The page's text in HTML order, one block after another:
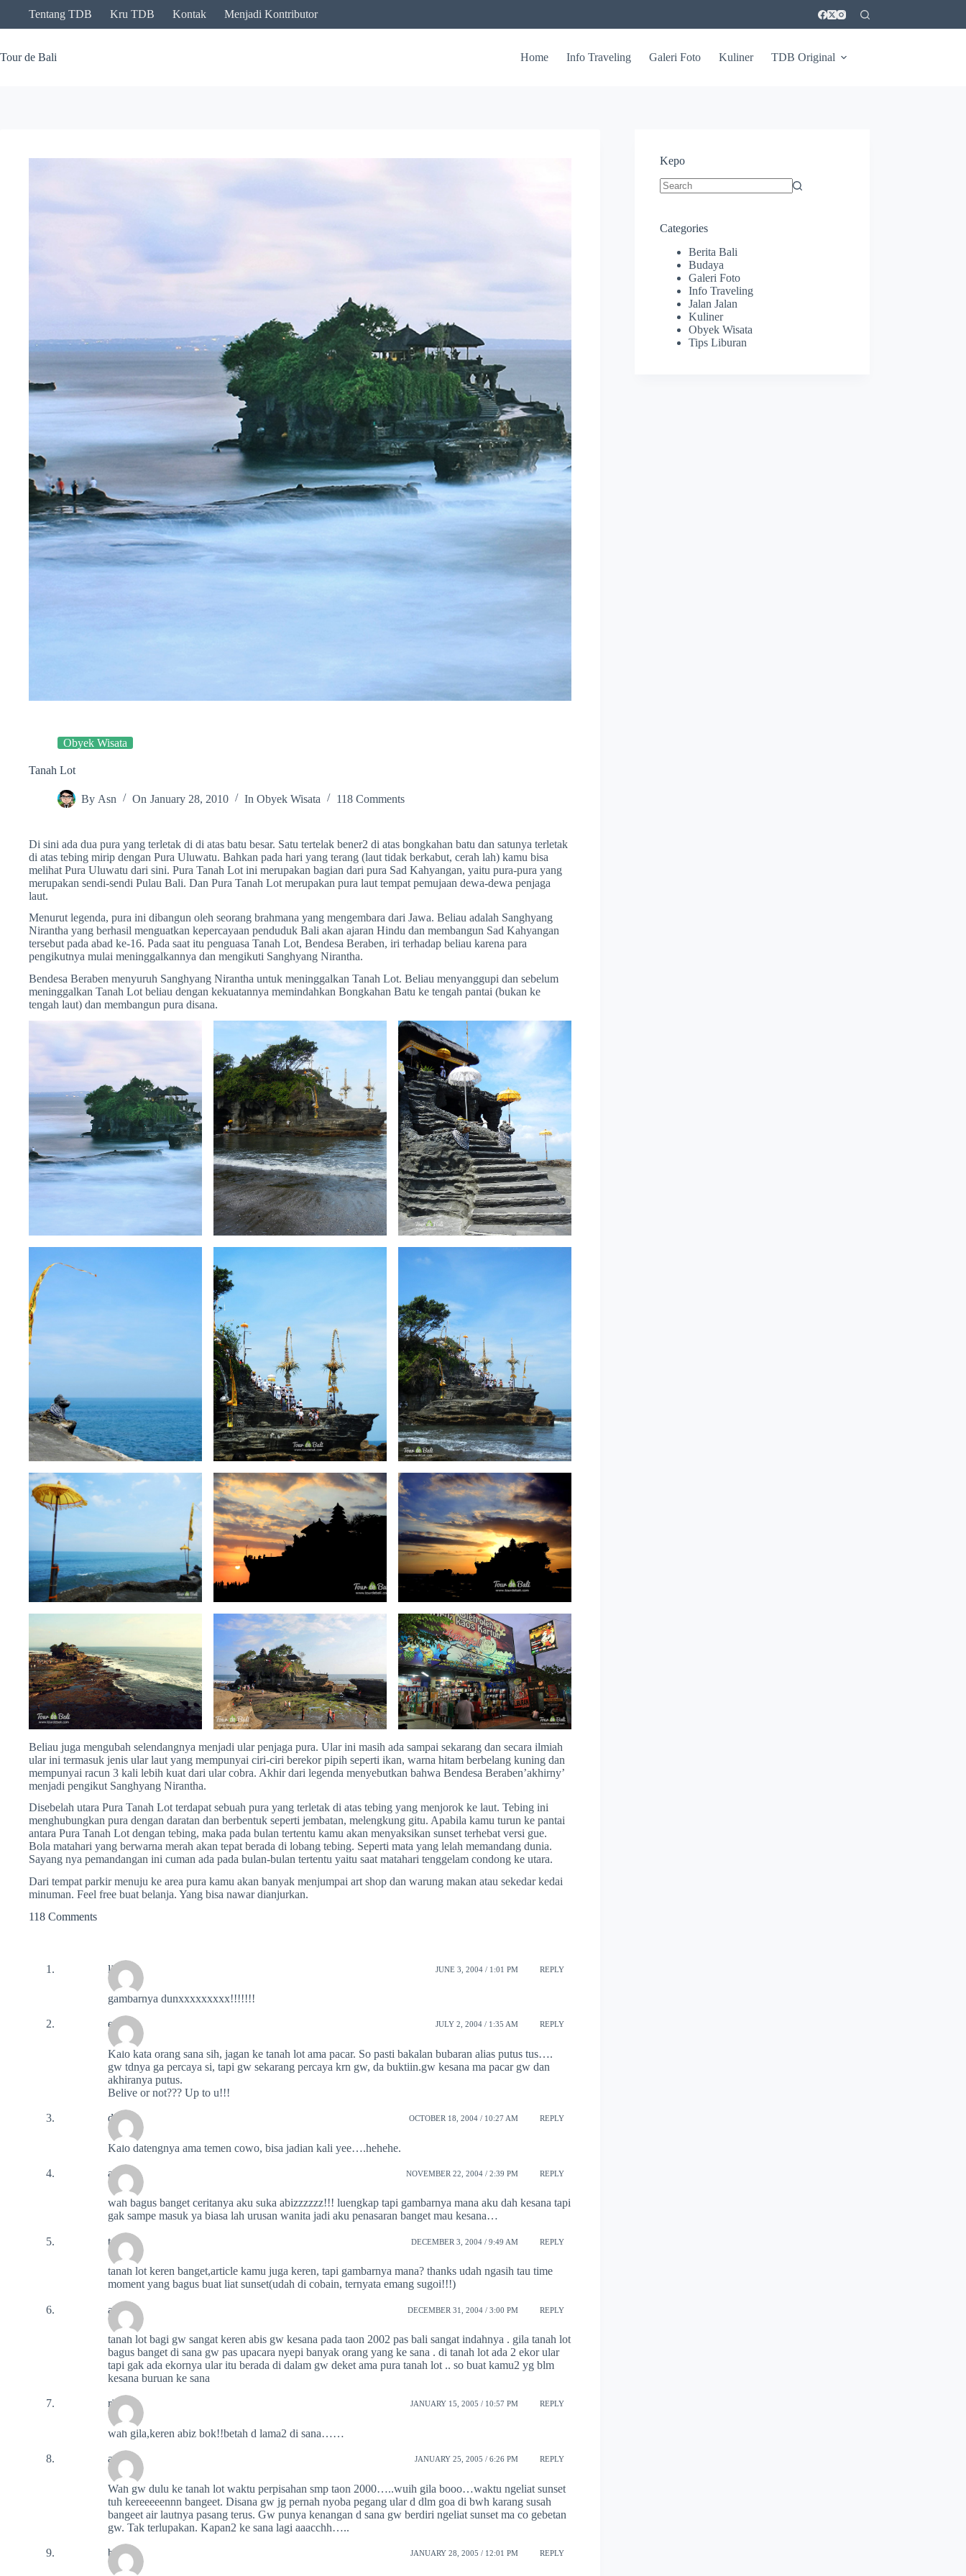
content
Tentang TDB Kru TDB Kontak Menjadi Kontributor
Tour de Bali Home Info Traveling Galeri Foto Kuliner TDB Original
Obyek Wisata
Tanah Lot
By Asn On January 28, 2010 In Obyek Wisata 118 Comments
Di sini ada dua pura yang terletak di di atas batu besar. Satu tertelak bener2 di atas bongkahan batu dan satunya terletak
di atas tebing mirip dengan Pura Uluwatu. Bahkan pada hari yang terang (laut tidak berkabut, cerah lah) kamu bisa
melihat Pura Uluwatu dari sini. Pura Tanah Lot ini merupakan bagian dari pura Sad Kahyangan, yaitu pura-pura yang
merupakan sendi-sendi Pulau Bali. Dan Pura Tanah Lot merupakan pura laut tempat pemujaan dewa-dewa penjaga
laut.
Menurut legenda, pura ini dibangun oleh seorang brahmana yang mengembara dari Jawa. Beliau adalah Sanghyang
Nirantha yang berhasil menguatkan kepercayaan penduduk Bali akan ajaran Hindu dan membangun Sad Kahyangan
tersebut pada abad ke-16. Pada saat itu penguasa Tanah Lot, Bendesa Beraben, iri terhadap beliau karena para
pengikutnya mulai meninggalkannya dan mengikuti Sanghyang Nirantha.
Bendesa Beraben menyuruh Sanghyang Nirantha untuk meninggalkan Tanah Lot. Beliau menyanggupi dan sebelum
meninggalkan Tanah Lot beliau dengan kekuatannya memindahkan Bongkahan Batu ke tengah pantai (bukan ke
tengah laut) dan membangun pura disana.
Beliau juga mengubah selendangnya menjadi ular penjaga pura. Ular ini masih ada sampai sekarang dan secara ilmiah
ular ini termasuk jenis ular laut yang mempunyai ciri-ciri berekor pipih seperti ikan, warna hitam berbelang kuning dan
mempunyai racun 3 kali lebih kuat dari ular cobra. Akhir dari legenda menyebutkan bahwa Bendesa Beraben’akhirny’
menjadi pengikut Sanghyang Nirantha.
Disebelah utara Pura Tanah Lot terdapat sebuah pura yang terletak di atas tebing yang menjorok ke laut. Tebing ini
menghubungkan pura dengan daratan dan berbentuk seperti jembatan, melengkung gitu. Apabila kamu turun ke pantai
antara Pura Tanah Lot dengan tebing, maka pada bulan tertentu kamu akan menyaksikan sunset terhebat versi gue.
Bola matahari yang berwarna merah akan tepat berada di lobang tebing. Seperti mata yang lelah memandang dunia.
Sayang nya pemandangan ini cuman ada pada bulan-bulan tertentu yaitu saat matahari tenggelam condong ke utara.
Dari tempat parkir menuju ke area pura kamu akan banyak menjumpai art shop dan warung makan atau sekedar kedai
minuman. Feel free buat belanja. Yang bisa nawar dianjurkan.
118 Comments
lisa JUNE 3, 2004 / 1:01 PM REPLY
gambarnya dunxxxxxxxxx!!!!!!!
erika JULY 2, 2004 / 1:35 AM REPLY
Kalo kata orang sana sih, jagan ke tanah lot ama pacar. So pasti bakalan bubaran alias putus tus….
gw tdnya ga percaya si, tapi gw sekarang percaya krn gw, da buktiin.gw kesana ma pacar gw dan
akhiranya putus.
Belive or not??? Up to u!!!
dece OCTOBER 18, 2004 / 10:27 AM REPLY
Kalo datengnya ama temen cowo, bisa jadian kali yee….hehehe.
ari NOVEMBER 22, 2004 / 2:39 PM REPLY
wah bagus banget ceritanya aku suka abizzzzzz!!! luengkap tapi gambarnya mana aku dah kesana tapi
gak sampe masuk ya biasa lah urusan wanita jadi aku penasaran banget mau kesana…
toru DECEMBER 3, 2004 / 9:49 AM REPLY
tanah lot keren banget,article kamu juga keren, tapi gambarnya mana? thanks udah ngasih tau time
moment yang bagus buat liat sunset(udah di cobain, ternyata emang sugoi!!!)
antoc DECEMBER 31, 2004 / 3:00 PM REPLY
tanah lot bagi gw sangat keren abis gw kesana pada taon 2002 pas bali sangat indahnya . gila tanah lot
bagus banget di sana gw pas upacara nyepi banyak orang yang ke sana . di tanah lot ada 2 ekor ular
tapi gak ada ekornya ular itu berada di dalam gw deket ama pura tanah lot .. so buat kamu2 yg blm
kesana buruan ke sana
ria JANUARY 15, 2005 / 10:57 PM REPLY
wah gila,keren abiz bok!!betah d lama2 di sana……
adhina JANUARY 25, 2005 / 6:26 PM REPLY
Wah gw dulu ke tanah lot waktu perpisahan smp taon 2000…..wuih gila booo…waktu ngeliat sunset
tuh kereeeeennn bangeet. Disana gw jg pernah nyoba pegang ular d dlm goa di bwh karang susah
bangeet air lautnya pasang terus. Gw punya kenangan d sana gw berdiri ngeliat sunset ma co gebetan
gw. Tak terlupakan. Kapan2 ke sana lagi aaacchh…..
baby JANUARY 28, 2005 / 12:01 PM REPLY
Kepo
Categories
Berita Bali
Budaya
Galeri Foto
Info Traveling
Jalan Jalan
Kuliner
Obyek Wisata
Tips Liburan